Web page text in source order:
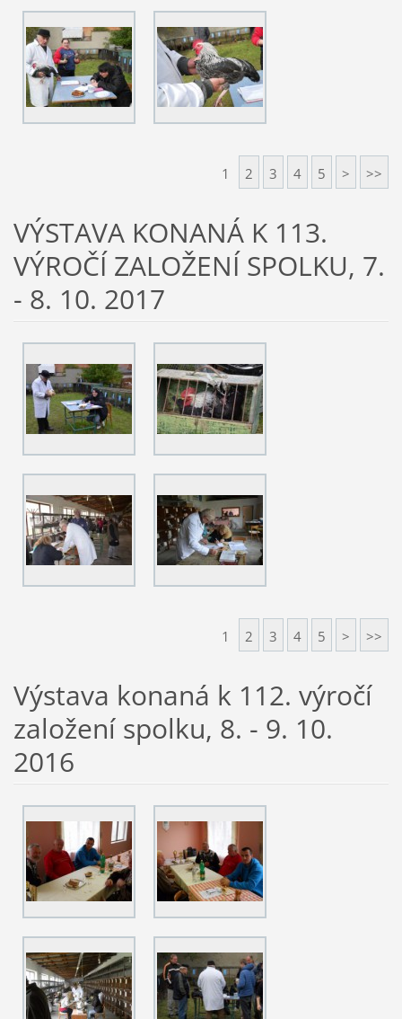
1 2 3 4 5 > >>
VÝSTAVA KONANÁ K 113.
VÝROČÍ ZALOŽENÍ SPOLKU, 7.
- 8. 10. 2017
1 2 3 4 5 > >>
Výstava konaná k 112. výročí
založení spolku, 8. - 9. 10.
2016